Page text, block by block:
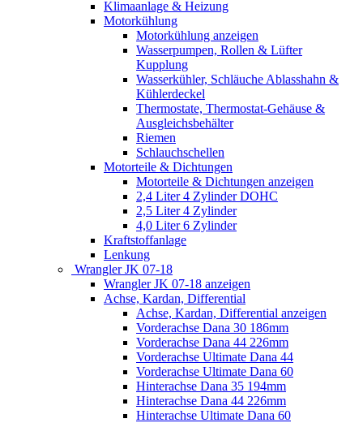
Klimaanlage & Heizung
Motorkühlung
Motorkühlung anzeigen
Wasserpumpen, Rollen & Lüfter
Kupplung
Wasserkühler, Schläuche Ablasshahn &
Kühlerdeckel
Thermostate, Thermostat-Gehäuse &
Ausgleichsbehälter
Riemen
Schlauchschellen
Motorteile & Dichtungen
Motorteile & Dichtungen anzeigen
2,4 Liter 4 Zylinder DOHC
2,5 Liter 4 Zylinder
4,0 Liter 6 Zylinder
Kraftstoffanlage
Lenkung
Wrangler JK 07-18
Wrangler JK 07-18 anzeigen
Achse, Kardan, Differential
Achse, Kardan, Differential anzeigen
Vorderachse Dana 30 186mm
Vorderachse Dana 44 226mm
Vorderachse Ultimate Dana 44
Vorderachse Ultimate Dana 60
Hinterachse Dana 35 194mm
Hinterachse Dana 44 226mm
Hinterachse Ultimate Dana 60